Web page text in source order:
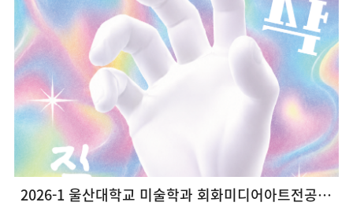
2026-1 울산대학교 미술학과 회화미디어아트전공 대학원 그룹전<호작질>